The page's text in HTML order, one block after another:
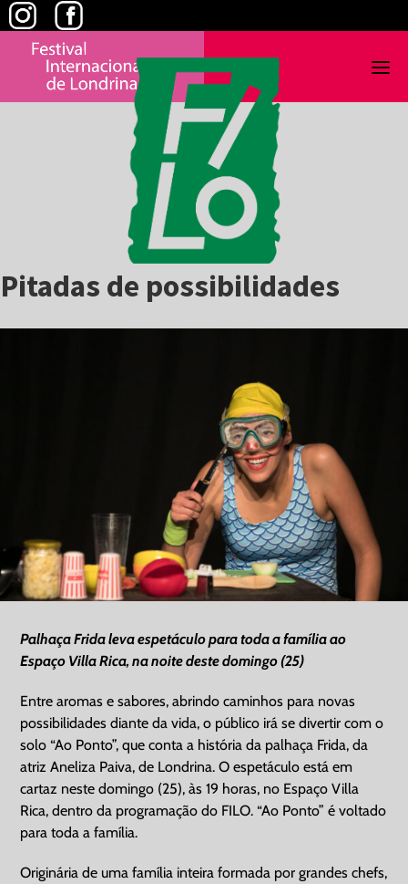
Skip
to
content
Pitadas de possibilidades
Palhaça Frida leva espetáculo para toda a família ao
Espaço Villa Rica, na noite deste domingo (25)
Entre aromas e sabores, abrindo caminhos para novas
possibilidades diante da vida, o público irá se divertir com o
solo “Ao Ponto”, que conta a história da palhaça Frida, da
atriz Aneliza Paiva, de Londrina. O espetáculo está em
cartaz neste domingo (25), às 19 horas, no Espaço Villa
Rica, dentro da programação do FILO. “Ao Ponto” é voltado
para toda a família.
Originária de uma família inteira formada por grandes chefs,